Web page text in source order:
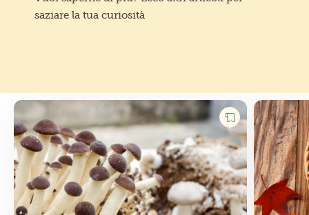
saziare la tua curiosità